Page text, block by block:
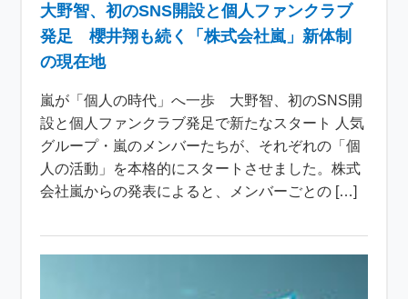
大野智、初のSNS開設と個人ファンクラブ
発足 櫻井翔も続く「株式会社嵐」新体制
の現在地
嵐が「個人の時代」へ一歩 大野智、初のSNS開
設と個人ファンクラブ発足で新たなスタート 人気
グループ・嵐のメンバーたちが、それぞれの「個
人の活動」を本格的にスタートさせました。株式
会社嵐からの発表によると、メンバーごとの […]